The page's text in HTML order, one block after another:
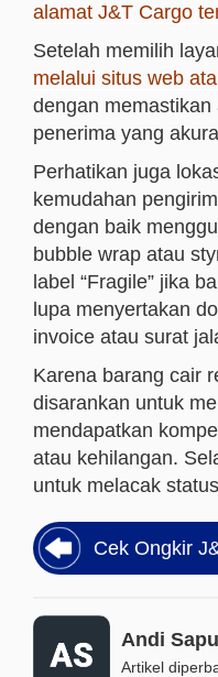
alamat J&T Cargo
Setelah memilih
melalui situs web
dengan
penerima yang
Perhatikan juga
kemudahan
dengan baik
bubble wrap atau
label “Fragile” jika
lupa menyertakan
invoice atau surat
Karena barang cair
disarankan untuk
mendapatkan
atau kehilangan.
untuk melacak
Cek Ongkir
Andi
Artikel